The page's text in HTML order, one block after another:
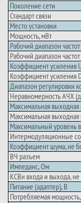
Поколение сети
Стандарт связи
Место установки
Мощность, мВт
Рабочий диапазон
Рабочий диапазон
Коэффициент усиления
Коэффициент усиления
Диапазон регулировки
Неравномерность АЧХ
Максимальная
Максимальная
Максимальный уровень
Интермодуляционные
Коэффициент шума, не
ВЧ разъем
Импеданс, Ом
КСВн входа и выхода,
Питание (адаптер), В
Потребляемая